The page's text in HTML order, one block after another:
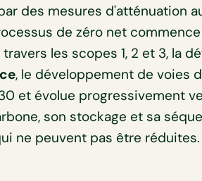
des mesures d'atténuation
de zéro net
les scopes 1, 2 et 3, la
, le développement de voies
et évolue progressivement
son stockage et sa
ne peuvent pas être réduites.